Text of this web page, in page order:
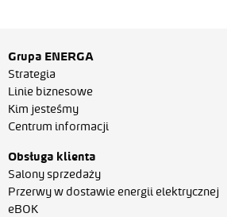
Grupa ENERGA
Strategia
Linie biznesowe
Kim jesteśmy
Centrum informacji
Obsługa klienta
Salony sprzedaży
Przerwy w dostawie energii elektrycznej
eBOK